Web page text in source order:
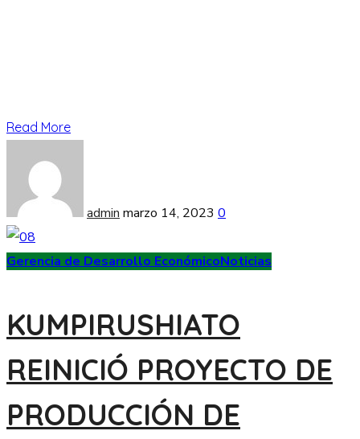
Read More
admin marzo 14, 2023 0
Gerencia de Desarrollo EconómicoNoticias
KUMPIRUSHIATO
REINICIÓ PROYECTO DE
PRODUCCIÓN DE